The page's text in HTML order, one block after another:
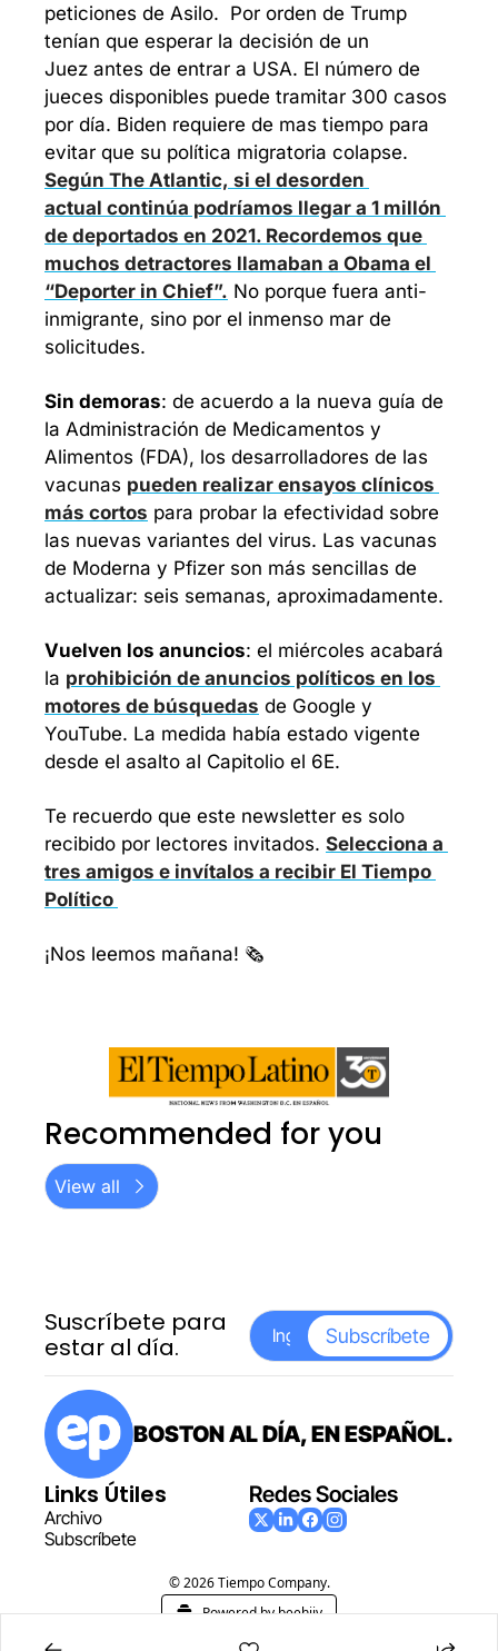
peticiones de Asilo.  Por orden de Trump
tenían que esperar la decisión de un
Juez antes de entrar a USA. El número de
jueces disponibles puede tramitar 300 casos
por día. Biden requiere de mas tiempo para
Según The Atlantic, si el desorden
actual continúa podríamos llegar a 1 millón
de deportados en 2021. Recordemos que
muchos detractores llamaban a Obama el
“Deporter in Chief”. No porque fuera anti-
inmigrante, sino por el inmenso mar de
solicitudes.
Sin demoras: de acuerdo a la nueva guía de
la Administración de Medicamentos y
Alimentos (FDA), los desarrolladores de las
vacunas pueden realizar ensayos clínicos
más cortos para probar la efectividad sobre
las nuevas variantes del virus. Las vacunas
de Moderna y Pfizer son más sencillas de
actualizar: seis semanas, aproximadamente.
Vuelven los anuncios: el miércoles acabará
la prohibición de anuncios políticos en los
motores de búsquedas de Google y
YouTube. La medida había estado vigente
desde el asalto al Capitolio el 6E.
Te recuerdo que este newsletter es solo
recibido por lectores invitados. Selecciona a
tres amigos e invítalos a recibir El Tiempo
Político
¡Nos leemos mañana! 🗞️
Recommended for you
View all
Suscríbete para
estar al día.
Subscríbete
BOSTON AL DÍA, EN ESPAÑOL.
Links Útiles
Archivo
Subscríbete
Redes Sociales
© 2026 Tiempo Company.
Powered by beehiiv